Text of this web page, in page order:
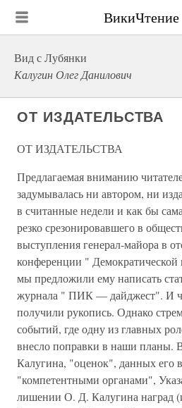
ВикиЧтение
Вид с Лубянки
Калугин Олег Данилович
ОТ ИЗДАТЕЛЬСТВА
ОТ ИЗДАТЕЛЬСТВА
Предлагаемая вниманию
задумывалась ни автором, ни
в считанные недели и как бы
резко срезонировавшего в
выступления генерал-майора в
конференции "
мы предложили ему написать
журнала " ПИК — дайджест". И
получили рукопись. Однако
событий, где одну из главных
внесло поправки в наши планы.
Калугина, "оценок", данных его
"компетентными органами",
лишении О. Д. Калугина наград